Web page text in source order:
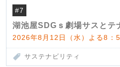
#7
湖池屋SDGｓ劇場サスとテ
2026年8月12日（水）よる8：
サステナビリティ